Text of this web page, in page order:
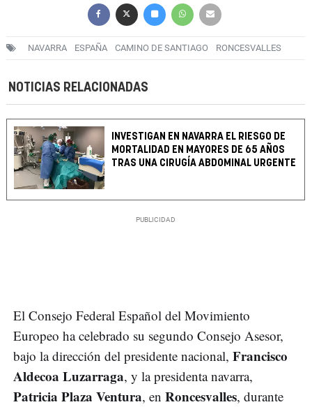
NAVARRA ESPAÑA CAMINO DE SANTIAGO RONCESVALLES
NOTICIAS RELACIONADAS
INVESTIGAN EN NAVARRA EL RIESGO DE
MORTALIDAD EN MAYORES DE 65 AÑOS
TRAS UNA CIRUGÍA ABDOMINAL URGENTE
El Consejo Federal Español del Movimiento
Europeo ha celebrado su segundo Consejo Asesor,
bajo la dirección del presidente nacional, Francisco
Aldecoa Luzarraga, y la presidenta navarra,
Patricia Plaza Ventura, en Roncesvalles, durante